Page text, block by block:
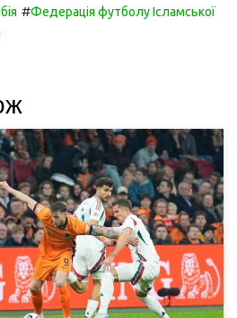
#Федерація футболу Ісламської